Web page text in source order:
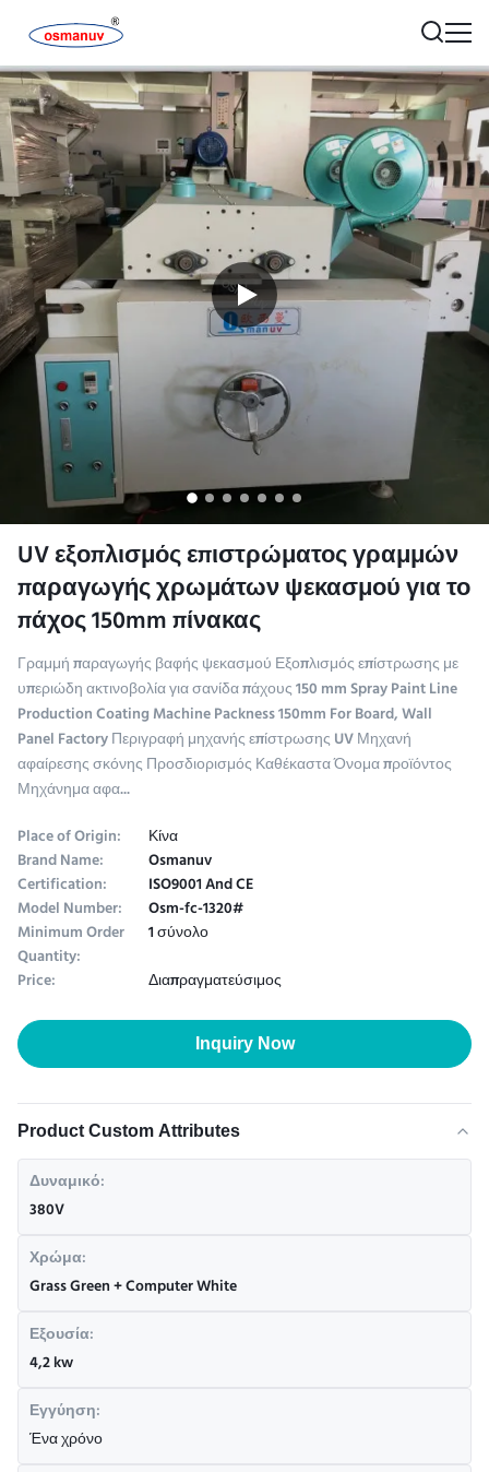
UV εξοπλισμός επιστρώματος γραμμών
παραγωγής χρωμάτων ψεκασμού για το
πάχος 150mm πίνακας
Γραμμή παραγωγής βαφής ψεκασμού Εξοπλισμός επίστρωσης με
υπεριώδη ακτινοβολία για σανίδα πάχους 150 mm Spray Paint Line
Production Coating Machine Packness 150mm For Board, Wall
Panel Factory Περιγραφή μηχανής επίστρωσης UV Μηχανή
αφαίρεσης σκόνης Προσδιορισμός Καθέκαστα Όνομα προϊόντος
Μηχάνημα αφα...
Place of Origin:
Κίνα
Brand Name: Osmanuv
Certification: ISO9001 And CE
Model Number: Osm-fc-1320#
Minimum Order
Quantity:
1 σύνολο
Price:
Διαπραγματεύσιμος
Inquiry Now
Product Custom Attributes
Δυναμικό:
380V
Χρώμα:
Grass Green + Computer White
Εξουσία:
4,2 kw
Εγγύηση:
Ένα χρόνο